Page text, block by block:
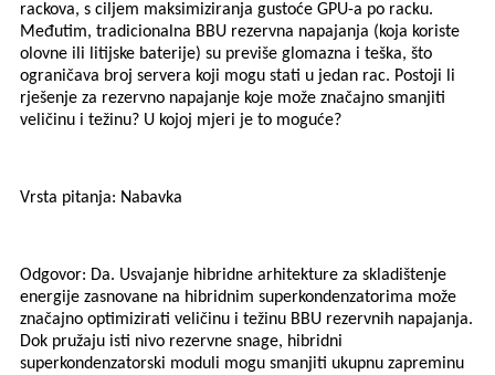
rackova, s ciljem maksimiziranja gustoće GPU-a po racku.
Međutim, tradicionalna BBU rezervna napajanja (koja koriste
olovne ili litijske baterije) su previše glomazna i teška, što
ograničava broj servera koji mogu stati u jedan rac. Postoji li
rješenje za rezervno napajanje koje može značajno smanjiti
veličinu i težinu? U kojoj mjeri je to moguće?
Vrsta pitanja: Nabavka
Odgovor: Da. Usvajanje hibridne arhitekture za skladištenje
energije zasnovane na hibridnim superkondenzatorima može
značajno optimizirati veličinu i težinu BBU rezervnih napajanja.
Dok pružaju isti nivo rezervne snage, hibridni
superkondenzatorski moduli mogu smanjiti ukupnu zapreminu